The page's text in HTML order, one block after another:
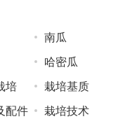
南瓜
哈密瓜
培 栽培基质
配件 栽培技术